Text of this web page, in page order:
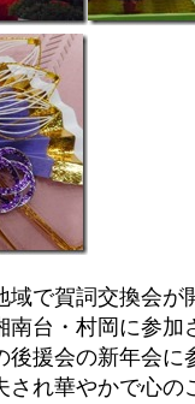
で賀詞交換会が
南台・村岡に参加
後援会の新年会に
され華やかで心の